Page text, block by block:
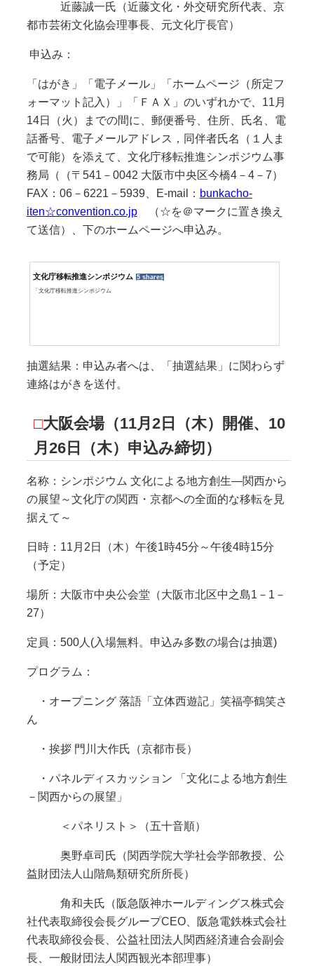
近藤誠一氏（近藤文化・外交研究所代表、京
都市芸術文化協会理事長、元文化庁長官）
申込み：
「はがき」「電子メール」「ホームページ（所定フ
ォーマット記入）」「ＦＡＸ」のいずれかで、11月
14日（火）までの間に、郵便番号、住所、氏名、電
話番号、電子メールアドレス，同伴者氏名（１人ま
で可能）を添えて、文化庁移転推進シンポジウム事
務局（（〒541－0042 大阪市中央区今橋4－4－7）
FAX：06－6221－5939、E‐mail： bunkacho-
iten☆convention.co.jp（☆を＠マークに置き換え
て送信）、下のホームページへ申込み。
文化庁移転推進シンポジウム 5 shares
「文化庁移転推進シンポジウム
抽選結果：申込み者へは、「抽選結果」に関わらず
連絡はがきを送付。
□大阪会場（11月2日（木）開催、10
月26日（木）申込み締切）
名称：シンポジウム 文化による地方創生—関西から
の展望～文化庁の関西・京都への全面的な移転を見
据えて～
日時：11月2日（木）午後1時45分～午後4時15分
（予定）
場所：大阪市中央公会堂（大阪市北区中之島1－1－
27）
定員：500人(入場無料。申込み多数の場合は抽選)
プログラム：
・オープニング 落語「立体西遊記」笑福亭鶴笑さ
ん
・挨拶 門川大作氏（京都市長）
・パネルディスカッション 「文化による地方創生
－関西からの展望」
＜パネリスト＞（五十音順）
奥野卓司氏（関西学院大学社会学部教授、公
益財団法人山階鳥類研究所所長）
角和夫氏（阪急阪神ホールディングス株式会
社代表取締役会長グループCEO、阪急電鉄株式会社
代表取締役会長、公益社団法人関西経済連合会副会
長、一般財団法人関西観光本部理事）